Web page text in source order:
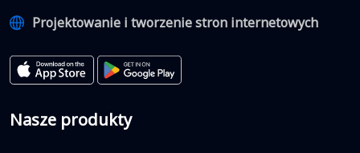
Projektowanie i tworzenie stron internetowych
Nasze produkty